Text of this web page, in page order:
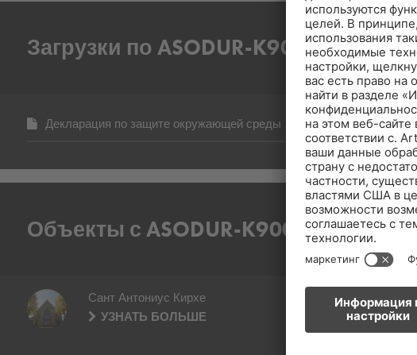
Загрузки по ASODUR-K900
Декларация по защите окружающей среды
Объекты с ASODUR-K900
Сант Антониус Кирхе
УЗНАТЬ БОЛЬШЕ